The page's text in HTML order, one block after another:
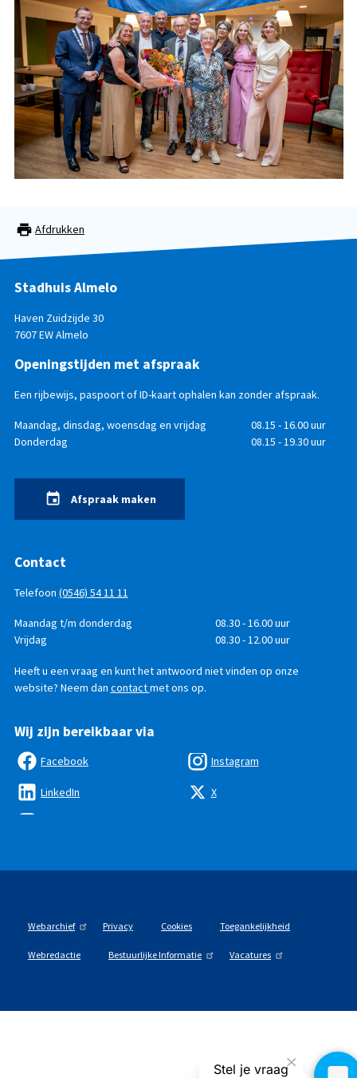
Afdrukken
Stadhuis Almelo
Haven Zuidzijde 30
7607 EW Almelo
Openingstijden met afspraak
Een rijbewijs, paspoort of ID-kaart ophalen kan zonder afspraak.
Openingstijden
DagTijd
Maandag, dinsdag, woensdag en vrijdag
08.15 - 16.00 uur
Donderdag
08.15 - 19.30 uur
Afspraak maken
Contact
Telefoon (0546) 54 11 11
Telefonisch
bereikbaar
DagTijd
Maandag t/m donderdag
08.30 - 16.00 uur
Vrijdag
08.30 - 12.00 uur
Heeft u een vraag en kunt het antwoord niet vinden op onze
website? Neem dan contactmet ons op.
Wij zijn bereikbaar via
Facebook
LinkedIn
Instagram
X
Webarchief Privacy Cookies Toegankelijkheid
Webredactie Bestuurlijke Informatie Vacatures
Stel je vraag